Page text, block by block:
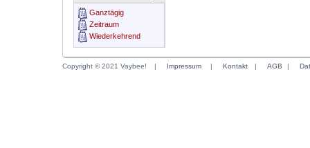
Ganztägig
Zeitraum
Wiederkehrend
Copyright © 2021 Vaybee! | Impressum | Kontakt | AGB |